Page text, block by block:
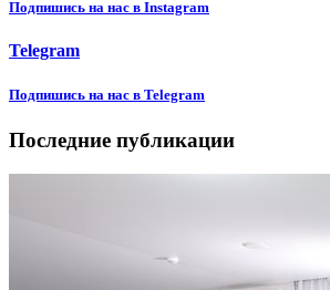
Подпишиcь на нас в Instagram
Telegram
Подпишиcь на нас в Telegram
Последние публикации